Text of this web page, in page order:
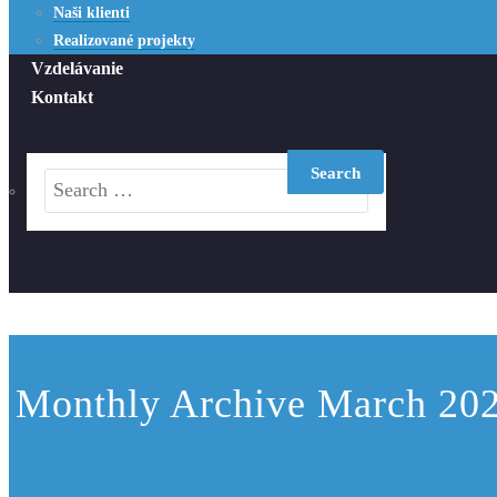
Naši klienti
Realizované projekty
Vzdelávanie
Kontakt
Monthly Archive March